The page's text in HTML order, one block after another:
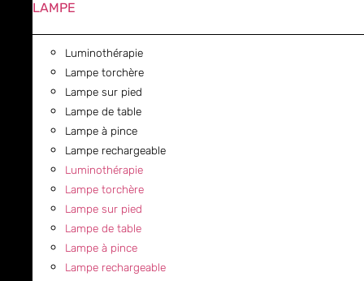
LAMPE
Luminothérapie
Lampe torchère
Lampe sur pied
Lampe de table
Lampe à pince
Lampe rechargeable
Luminothérapie
Lampe torchère
Lampe sur pied
Lampe de table
Lampe à pince
Lampe rechargeable